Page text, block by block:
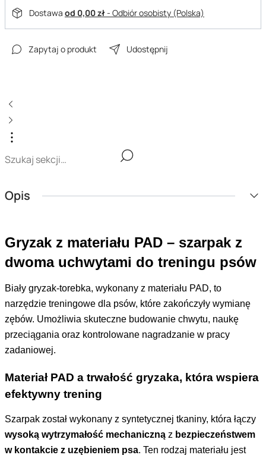
Dostawa od 0,00 zł- Odbiór osobisty (Polska)
Zapytaj o produkt Udostępnij
Opis
Gryzak z materiału PAD – szarpak z
dwoma uchwytami do treningu psów
Biały gryzak-torebka, wykonany z materiału PAD, to
narzędzie treningowe dla psów, które zakończyły wymianę
zębów. Umożliwia skuteczne budowanie chwytu, naukę
przeciągania oraz kontrolowane nagradzanie w pracy
zadaniowej.
Materiał PAD a trwałość gryzaka, która wspiera
efektywny trening
Szarpak został wykonany z syntetycznej tkaniny, która łączy
wysoką wytrzymałość mechaniczną z bezpieczeństwem
w kontakcie z uzębieniem psa. Ten rodzaj materiału jest